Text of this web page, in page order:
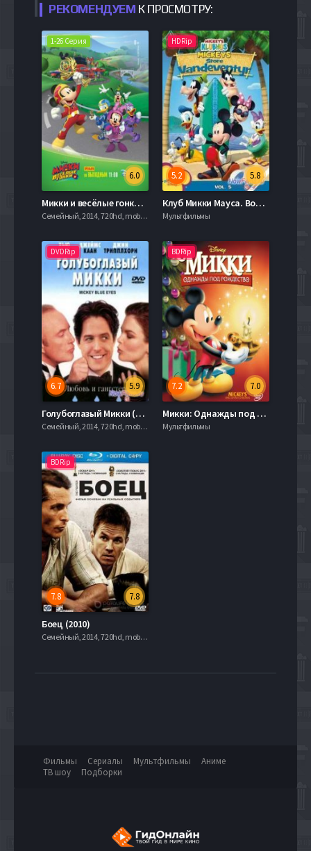
РЕКОМЕНДУЕМ К ПРОСМОТРУ:
1-26 Серия
6.0
Микки и весёлые гонки (2017)
Семейный, 2014, 720hd, mobilen
HDRip
5.8
5.2
Клуб Микки Мауса. Волшебные приключения в стране сказок (2006)
Мультфильмы
DVDRip
5.9
6.7
Голубоглазый Микки (1999)
Семейный, 2014, 720hd, mobilen
BDRip
7.0
7.2
Микки: Однажды под Рождество (1999)
Мультфильмы
BDRip
7.8
7.8
Боец (2010)
Семейный, 2014, 720hd, mobilen
Фильмы Сериалы Мультфильмы
Аниме
ТВ шоу
Подборки